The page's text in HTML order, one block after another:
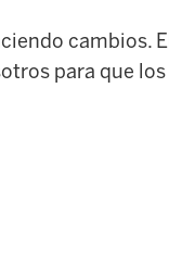
cambios. El
para que los